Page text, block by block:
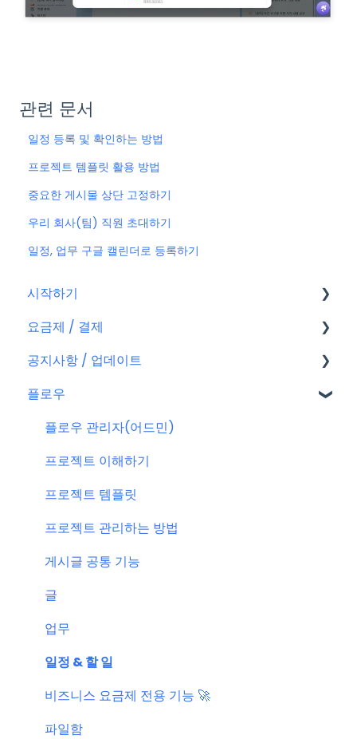
관련 문서
일정 등록 및 확인하는 방법
프로젝트 템플릿 활용 방법
중요한 게시물 상단 고정하기
우리 회사(팀) 직원 초대하기
일정, 업무 구글 캘린더로 등록하기
시작하기
회원가입
플로우 계정
요금제 / 결제
요금제
결제
결제 관련 자주 묻는 질문
공지사항 / 업데이트
공지사항
특별 프로모션
신규 업데이트 (PC&서버)
서버 작업
KT cloud BizWorks 서버 작업
공지 관련 자주 묻는 질문
플로우
플로우 관리자(어드민)
프로젝트 이해하기
프로젝트 템플릿
프로젝트 관리하는 방법
게시글 공통 기능
글
업무
일정 & 할 일
비즈니스 요금제 전용 기능 🚀
파일함